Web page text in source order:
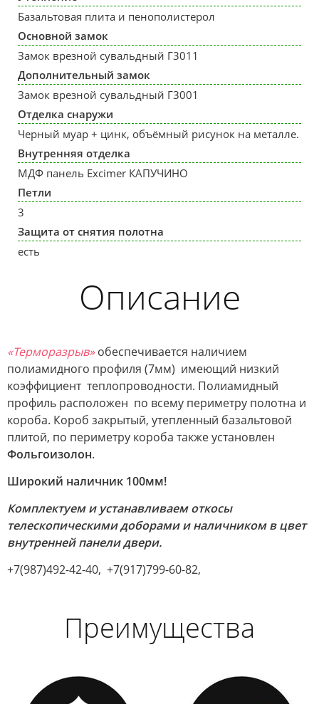
Базальтовая плита и пенополистерол
Основной замок
Замок врезной сувальдный Г3011
Дополнительный замок
Замок врезной сувальдный Г3001
Отделка снаружи
Черный муар + цинк, объёмный рисунок на металле.
Внутренняя отделка
МДФ панель Excimer КАПУЧИНО
Петли
3
Защита от снятия полотна
есть
Описание
«Терморазрыв»обеспечивается наличием
полиамидного профиля (7мм) имеющий низкий
коэффициент теплопроводности. Полиамидный
профиль расположен по всему периметру полотна и
короба. Короб закрытый, утепленный базальтовой
плитой, по периметру короба также установлен
Фольгоизолон.
Широкий наличник 100мм!
Комплектуем и устанавливаем откосы
телескопическими доборами и наличником в цвет
внутренней панели двери.
+7(987)492-42-40, +7(917)799-60-82,
Преимущества